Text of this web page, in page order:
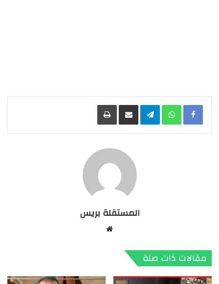
Facebook
WhatsApp
Telegramمشاركة عبر البريد طباعة
المستقلة بريس
مقالات ذات صلة